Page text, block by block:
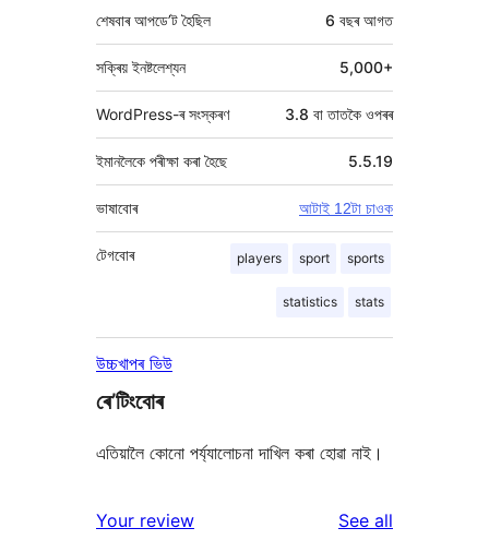
6 বছৰআগত
শেষবাৰ আপডে’ট হৈছিল
সক্ৰিয় ইনষ্টলেশ্যন 5,000+
WordPress-ৰ সংস্কৰণ 3.8 বা তাতকৈ ওপৰৰ
ইমানলৈকে পৰীক্ষা কৰা হৈছে 5.5.19
ভাষাবোৰ আটাই 12টা চাওক
players sport sports
statistics stats
টেগবোৰ
উচ্চখাপৰ ভিউ
ৰে’টিংবোৰ
এতিয়ালৈ কোনো পৰ্য্যালোচনা দাখিল কৰা হোৱা নাই।
Your review See all